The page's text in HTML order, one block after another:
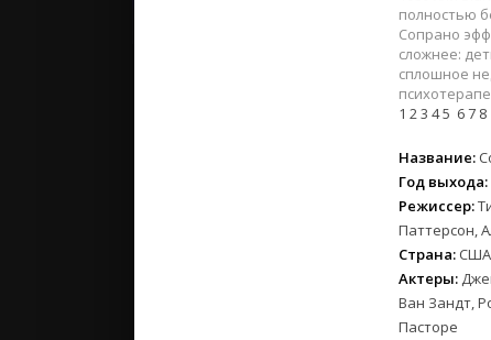
2022
2021
Русские
полностью
Сопрано
сложнее:
сплошное
1 23 45 67 8
Название:
Год выхода:
Режиссер:
Паттерсон,
Страна: США
Актеры:
Ван Зандт,
Пасторе